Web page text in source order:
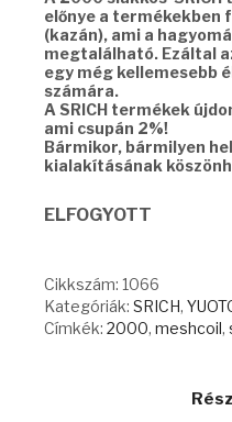
előnye a termékekben
(kazán), ami a
megtalálható. Ezáltal
egy még kellemesebb
számára.
A SRICH termékek
ami csupán 2%!
Bármikor, bármilyen
kialakításának
ELFOGYOTT
Cikkszám: 1066
Kategóriák: SRICH,
Címkék: 2000, meshcoil,